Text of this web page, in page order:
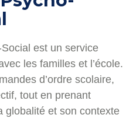
est un service
les familles et l’école.
d’ordre scolaire,
tout en prenant
globalité et son contexte